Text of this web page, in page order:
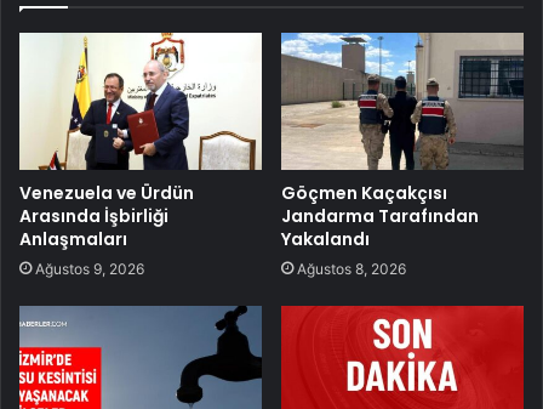
Venezuela ve Ürdün
Arasında İşbirliği
Anlaşmaları
Ağustos 9, 2026
Göçmen Kaçakçısı
Jandarma Tarafından
Yakalandı
Ağustos 8, 2026